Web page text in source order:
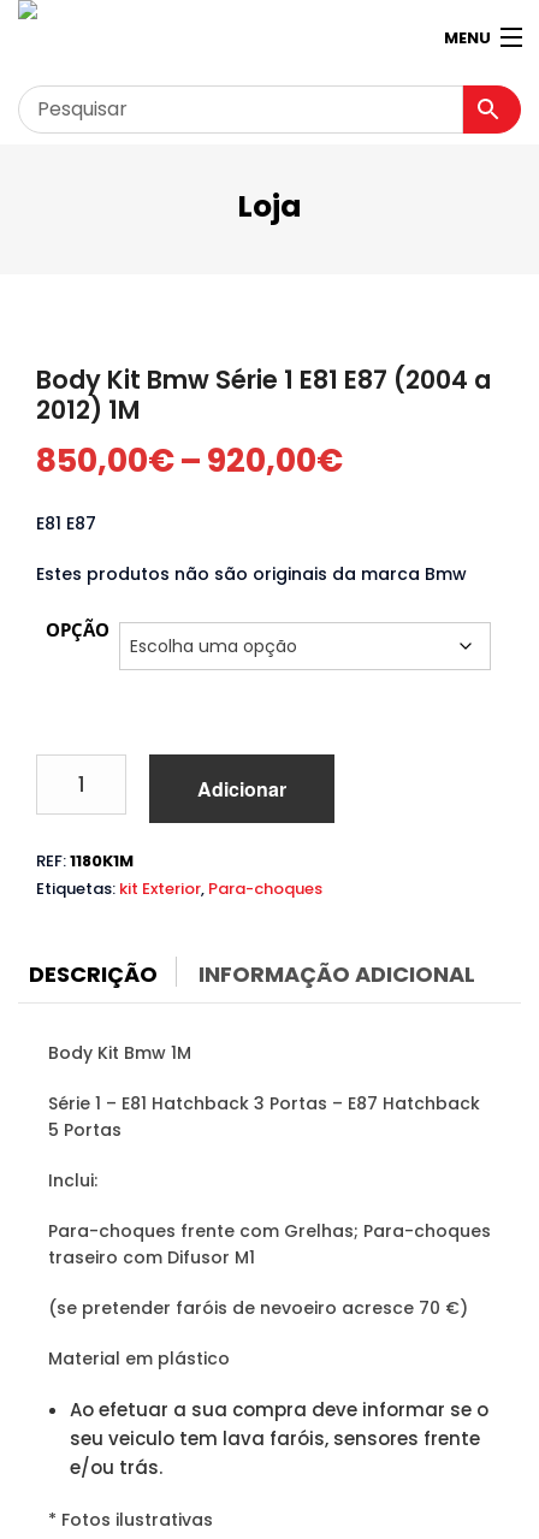
MENU
Garagem
Loja Virtual 360º
Loja
Body Kit Bmw Série 1 E81 E87 (2004 a
2012) 1M
850,00€–920,00€Price
850,00€
through
920,00€
E81 E87
Estes produtos não são originais da marca Bmw
OPÇÃO
Body
Bmw
Série
E87
2012)
Adicionar
REF:1180K1M
Etiquetas: kit Exterior, Para-choques
DESCRIÇÃO INFORMAÇÃO ADICIONAL
Body Kit Bmw 1M
Série 1 – E81 Hatchback 3 Portas – E87 Hatchback
5 Portas
Inclui:
Para-choques frente com Grelhas; Para-choques
traseiro com Difusor M1
(se pretender faróis de nevoeiro acresce 70 €)
Material em plástico
Ao efetuar a sua compra deve informar se o
seu veiculo tem lava faróis, sensores frente
e/ou trás.
* Fotos ilustrativas